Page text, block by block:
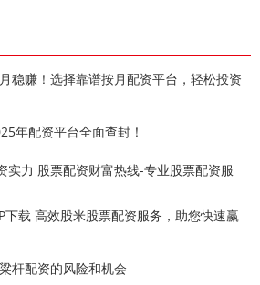
稳赚！选择靠谱按月配资平台，轻松投资
年配资平台全面查封！
实力 股票配资财富热线-专业股票配资服
下载 高效股米股票配资服务，助您快速赢
杆配资的风险和机会